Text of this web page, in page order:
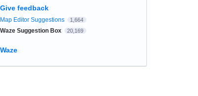
Give feedback
Map Editor Suggestions 1,664
Waze Suggestion Box 20,169
Waze